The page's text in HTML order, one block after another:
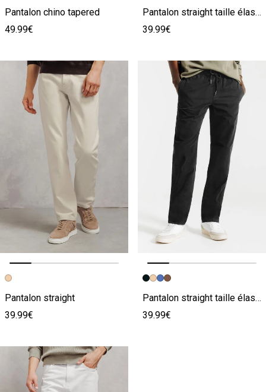
Pantalon chino tapered
49.99€
Pantalon straight taille élastiquée
39.99€
Image précédente
Image suivante
Pantalon straight
39.99€
Image précédente
Image suivante
Pantalon straight taille élastiquée
39.99€